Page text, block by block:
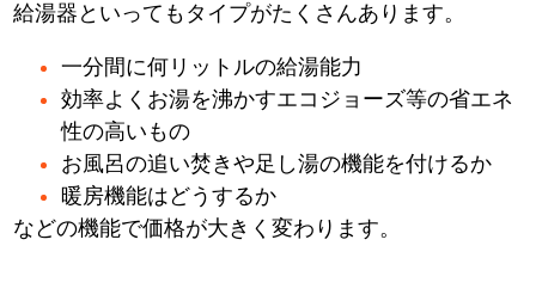
給湯器といってもタイプがたくさんあります。
一分間に何リットルの給湯能力
効率よくお湯を沸かすエコジョーズ等の省エネ
性の高いもの
お風呂の追い焚きや足し湯の機能を付けるか
暖房機能はどうするか
などの機能で価格が大きく変わります。